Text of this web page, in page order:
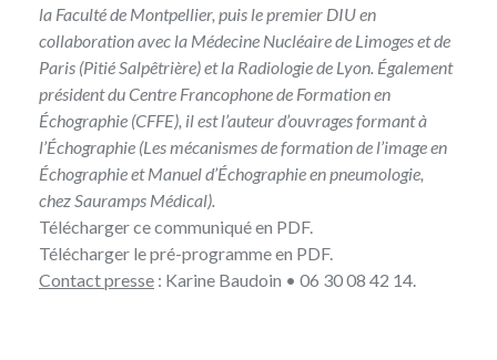
la Faculté de Montpellier, puis le premier DIU en
collaboration avec la Médecine Nucléaire de Limoges et de
Paris (Pitié Salpêtrière) et la Radiologie de Lyon. Également
président du Centre Francophone de Formation en
Échographie (CFFE), il est l’auteur d’ouvrages formant à
l’Échographie (Les mécanismes de formation de l’image en
Échographie et Manuel d’Échographie en pneumologie,
chez Sauramps Médical).
Téléchargerce communiqué en PDF.
Télécharger le pré-programme en PDF.
Contact presse : Karine Baudoin • 06 30 08 42 14.